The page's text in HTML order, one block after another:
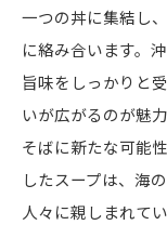
一つの丼に集結し
に絡み合います。
旨味をしっかりと
いが広がるのが魅
そばに新たな可能
したスープは、海
人々に親しまれてい